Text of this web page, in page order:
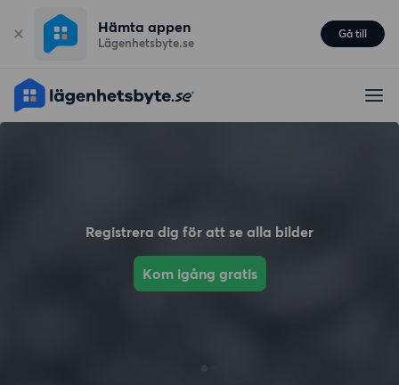
Hämta appen
Lägenhetsbyte.se
Gå till
Registrera dig för att se alla bilder
Kom igång gratis